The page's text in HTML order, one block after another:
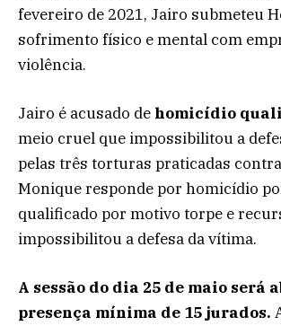
fevereiro de 2021, Jairo submeteu
sofrimento físico e mental com
violência.
Jairo é acusado de homicídio
meio cruel que impossibilitou a
pelas três torturas praticadas
Monique responde por homicídio
qualificado por motivo torpe e
impossibilitou a defesa da vítima.
A sessão do dia 25 de maio será
presença mínima de 15 jurados.